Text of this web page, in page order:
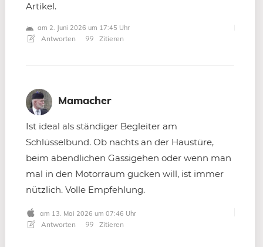
Artikel.
am 2. Juni 2026 um 17:45 Uhr
Antworten Zitieren
Mamacher
Ist ideal als ständiger Begleiter am
Schlüsselbund. Ob nachts an der Haustüre,
beim abendlichen Gassigehen oder wenn man
mal in den Motorraum gucken will, ist immer
nützlich. Volle Empfehlung.
am 13. Mai 2026 um 07:46 Uhr
Antworten Zitieren